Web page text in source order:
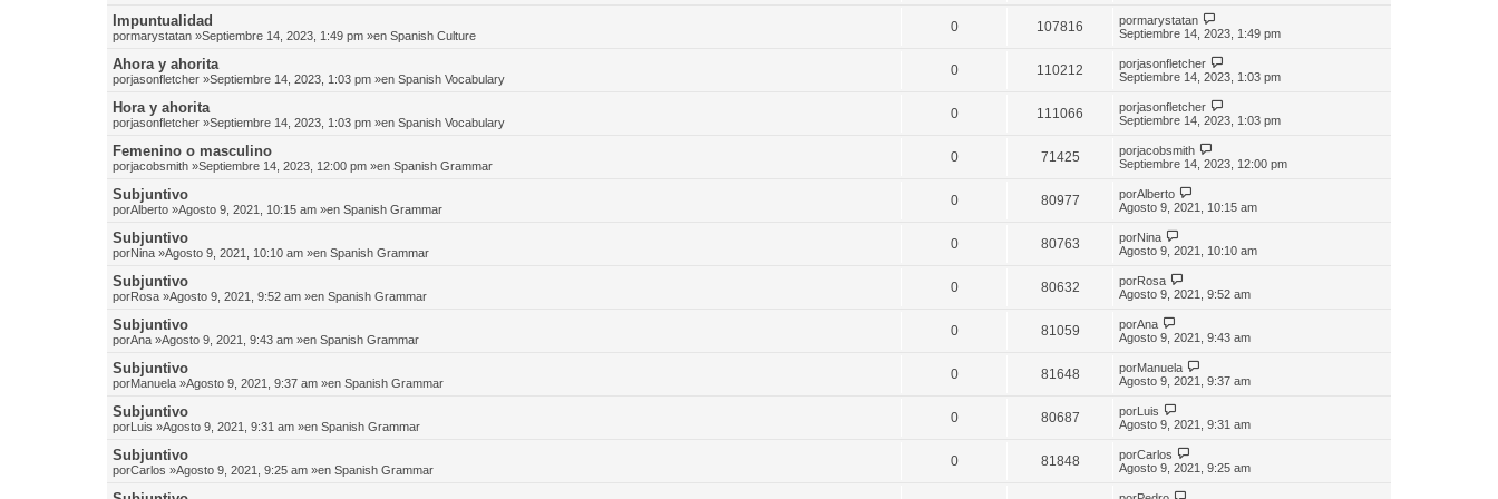
Impuntualidad
pormarystatan »Septiembre 14, 2023, 1:49 pm »en Spanish Culture
0 107816 pormarystatan
Septiembre 14, 2023, 1:49 pm
Ahora y ahorita
porjasonfletcher »Septiembre 14, 2023, 1:03 pm »en Spanish Vocabulary
0 110212 porjasonfletcher
Septiembre 14, 2023, 1:03 pm
Hora y ahorita
porjasonfletcher »Septiembre 14, 2023, 1:03 pm »en Spanish Vocabulary
0 111066 porjasonfletcher
Septiembre 14, 2023, 1:03 pm
Femenino o masculino
porjacobsmith »Septiembre 14, 2023, 12:00 pm »en Spanish Grammar
0 71425 porjacobsmith
Septiembre 14, 2023, 12:00 pm
Subjuntivo
porAlberto »Agosto 9, 2021, 10:15 am »en Spanish Grammar
0 80977 porAlberto
Agosto 9, 2021, 10:15 am
Subjuntivo
porNina »Agosto 9, 2021, 10:10 am »en Spanish Grammar
0 80763 porNina
Agosto 9, 2021, 10:10 am
Subjuntivo
porRosa »Agosto 9, 2021, 9:52 am »en Spanish Grammar
0 80632 porRosa
Agosto 9, 2021, 9:52 am
Subjuntivo
porAna »Agosto 9, 2021, 9:43 am »en Spanish Grammar
0 81059 porAna
Agosto 9, 2021, 9:43 am
Subjuntivo
porManuela »Agosto 9, 2021, 9:37 am »en Spanish Grammar
0 81648 porManuela
Agosto 9, 2021, 9:37 am
Subjuntivo
porLuis »Agosto 9, 2021, 9:31 am »en Spanish Grammar
0 80687 porLuis
Agosto 9, 2021, 9:31 am
Subjuntivo
porCarlos »Agosto 9, 2021, 9:25 am »en Spanish Grammar
0 81848 porCarlos
Agosto 9, 2021, 9:25 am